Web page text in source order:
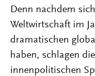
Denn nachdem
Weltwirtschaft im
dramatischen
haben, schlagen
innenpolitischen